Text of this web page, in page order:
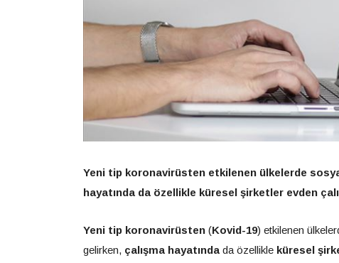
Yeni tip koronavirüsten etkilenen ülkelerde
hayatında da özellikle küresel şirketler evden
Yeni tip koronavirüsten (Kovid-19) etkilenen
gelirken, çalışma hayatında da özellikle küresel